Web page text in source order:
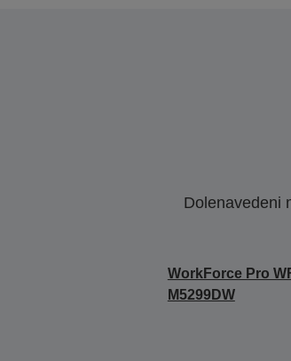
Dolenavedeni
WorkForce Pro
M5299DW